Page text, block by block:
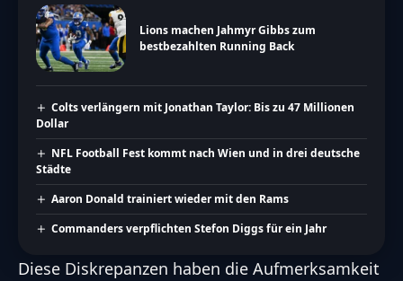
Lions machen Jahmyr Gibbs zum
bestbezahlten Running Back
Colts verlängern mit Jonathan Taylor: Bis zu 47 Millionen
Dollar
NFL Football Fest kommt nach Wien und in drei deutsche
Städte
Aaron Donald trainiert wieder mit den Rams
Commanders verpflichten Stefon Diggs für ein Jahr
Diese Diskrepanzen haben die Aufmerksamkeit